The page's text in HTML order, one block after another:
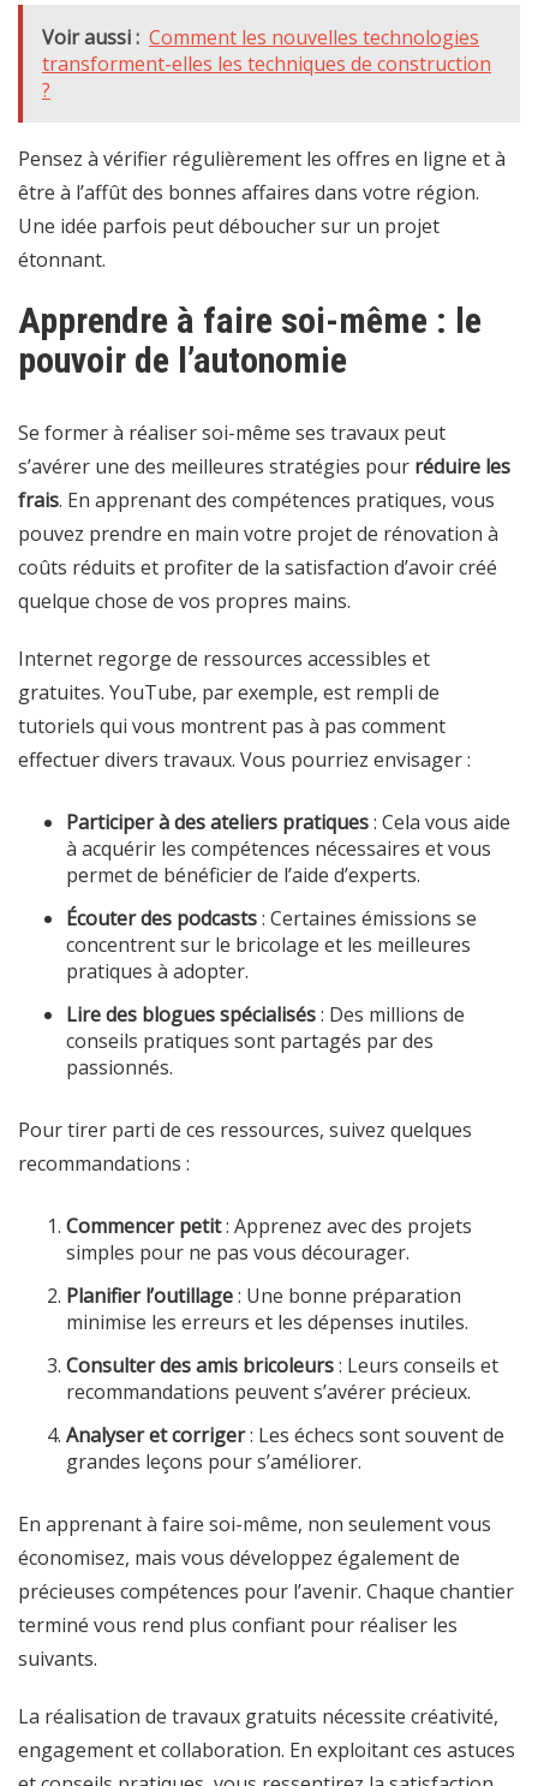
Voir aussi : Comment les nouvelles technologies
transforment-elles les techniques de construction
?
Pensez à vérifier régulièrement les offres en ligne et à
être à l’affût des bonnes affaires dans votre région.
Une idée parfois peut déboucher sur un projet
étonnant.
Apprendre à faire soi-même : le
pouvoir de l’autonomie
Se former à réaliser soi-même ses travaux peut
s’avérer une des meilleures stratégies pour réduire les
frais. En apprenant des compétences pratiques, vous
pouvez prendre en main votre projet de rénovation à
coûts réduits et profiter de la satisfaction d’avoir créé
quelque chose de vos propres mains.
Internet regorge de ressources accessibles et
gratuites. YouTube, par exemple, est rempli de
tutoriels qui vous montrent pas à pas comment
effectuer divers travaux. Vous pourriez envisager :
Participer à des ateliers pratiques: Cela vous aide
à acquérir les compétences nécessaires et vous
permet de bénéficier de l’aide d’experts.
Écouter des podcasts: Certaines émissions se
concentrent sur le bricolage et les meilleures
pratiques à adopter.
Lire des blogues spécialisés: Des millions de
conseils pratiques sont partagés par des
passionnés.
Pour tirer parti de ces ressources, suivez quelques
recommandations :
Commencer petit: Apprenez avec des projets
simples pour ne pas vous décourager.
Planifier l’outillage: Une bonne préparation
minimise les erreurs et les dépenses inutiles.
Consulter des amis bricoleurs: Leurs conseils et
recommandations peuvent s’avérer précieux.
Analyser et corriger: Les échecs sont souvent de
grandes leçons pour s’améliorer.
En apprenant à faire soi-même, non seulement vous
économisez, mais vous développez également de
précieuses compétences pour l’avenir. Chaque chantier
terminé vous rend plus confiant pour réaliser les
suivants.
La réalisation de travaux gratuits nécessite créativité,
engagement et collaboration. En exploitant ces astuces